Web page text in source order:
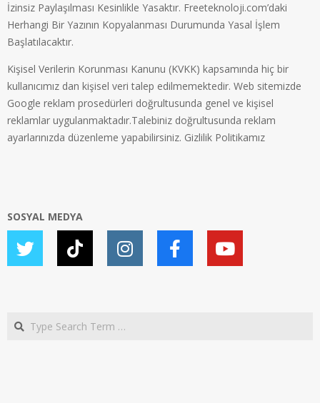
İzinsiz Paylaşılması Kesinlikle Yasaktır. Freeteknoloji.com’daki
Herhangi Bir Yazının Kopyalanması Durumunda Yasal İşlem
Başlatılacaktır.
Kişisel Verilerin Korunması Kanunu (KVKK) kapsamında hiç bir
kullanıcımız dan kişisel veri talep edilmemektedir. Web sitemizde
Google reklam prosedürleri doğrultusunda genel ve kişisel
reklamlar uygulanmaktadır.Talebiniz doğrultusunda reklam
ayarlarınızda düzenleme yapabilirsiniz. Gizlilik Politikamız
SOSYAL MEDYA
Search